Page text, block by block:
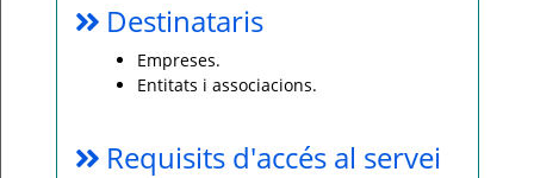
Destinataris
Empreses.
Entitats i associacions.
Requisits d'accés al servei